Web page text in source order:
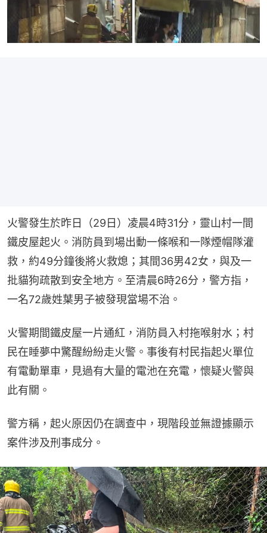
火警發生於昨日（29日）凌晨4時31分，靈山村一間
鐵皮屋起火。消防員到場出動一條喉和一隊煙帽隊灌
救，約49分鐘後將火救熄；其間36男42女，與及一
批貓狗疏散到安全地方。至清晨6時26分，警方指，
一名72歲姓葉男子被發現當場不治。
火警期間鐵皮屋一片通紅，消防員入村拖喉射水；村
民在睡夢中驚醒紛紛走火警。事後有村民指起火單位
有電動單車，見過有大量的電池在充電，懷疑火警與
此有關。
警方稱，起火原因仍在調查中，現階段並無證據顯示
案件涉及刑事成分。